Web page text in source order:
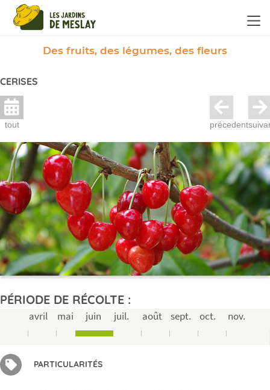
Des fruits, des légumes, des fleurs
CERISES
tout précedent
PÉRIODE DE RÉCOLTE :
avril mai juin juil. août sept. oct. nov.
PARTICULARITÉS
Panneau de gestion des cookies